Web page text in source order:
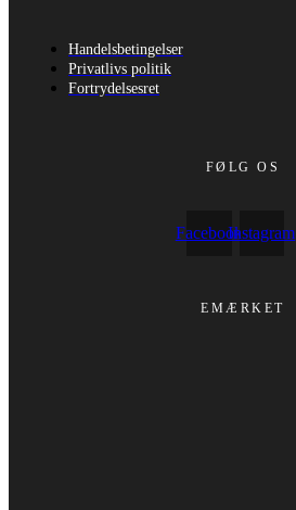
Handelsbetingelser
Privatlivs politik
Fortrydelsesret
FØLG OS
FacebookInstagram
EMÆRKET